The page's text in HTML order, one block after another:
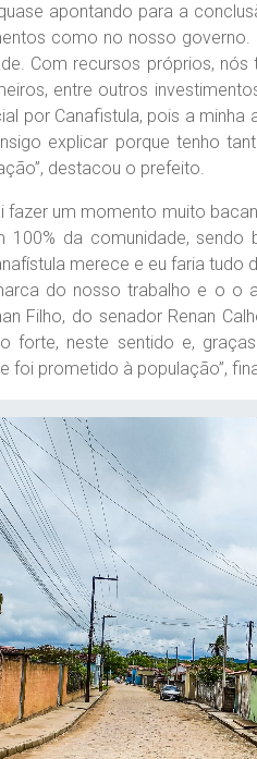
apontando para a
como no nosso
Com recursos próprios,
entre outros
por Canafistula, pois a
explicar porque tenho
destacou o prefeito.
fazer um momento muito
100% da comunidade,
merece e eu faria tudo
do nosso trabalho e o o
Filho, do senador Renan
forte, neste sentido e,
foi prometido à população”,